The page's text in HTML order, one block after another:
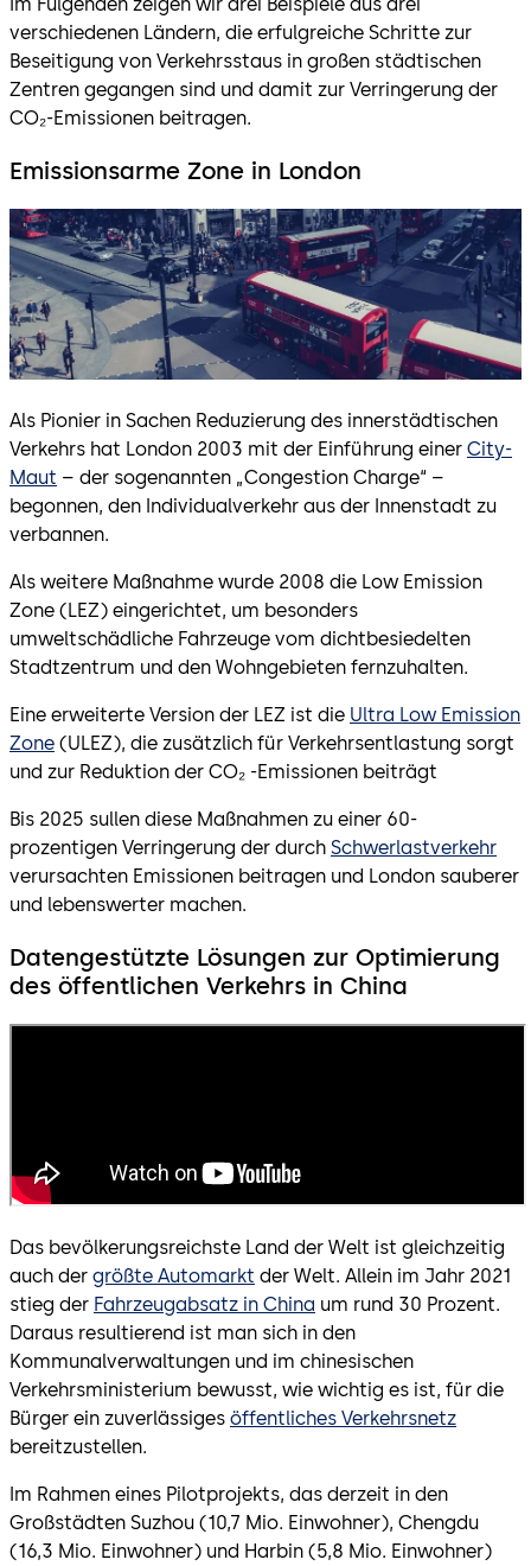
verschiedenen Ländern, die erfulgreiche Schritte zur
Beseitigung von Verkehrsstaus in großen städtischen
Zentren gegangen sind und damit zur Verringerung der
CO₂-Emissionen beitragen.
Emissionsarme Zone in London
Als Pionier in Sachen Reduzierung des innerstädtischen
Verkehrs hat London 2003 mit der Einführung einer City-
Maut – der sogenannten „Congestion Charge“ –
begonnen, den Individualverkehr aus der Innenstadt zu
verbannen.
Als weitere Maßnahme wurde 2008 die Low Emission
Zone (LEZ) eingerichtet, um besonders
umweltschädliche Fahrzeuge vom dichtbesiedelten
Stadtzentrum und den Wohngebieten fernzuhalten.
Eine erweiterte Version der LEZ ist die Ultra Low Emission
Zone (ULEZ), die zusätzlich für Verkehrsentlastung sorgt
und zur Reduktion der CO₂ -Emissionen beiträgt
Bis 2025 sullen diese Maßnahmen zu einer 60-
prozentigen Verringerung der durch Schwerlastverkehr
verursachten Emissionen beitragen und London sauberer
und lebenswerter machen.
Datengestützte Lösungen zur Optimierung
des öffentlichen Verkehrs in China
Das bevölkerungsreichste Land der Welt ist gleichzeitig
auch der größte Automarkt der Welt. Allein im Jahr 2021
stieg der Fahrzeugabsatz in China um rund 30 Prozent.
Daraus resultierend ist man sich in den
Kommunalverwaltungen und im chinesischen
Verkehrsministerium bewusst, wie wichtig es ist, für die
Bürger ein zuverlässiges öffentliches Verkehrsnetz
bereitzustellen.
Im Rahmen eines Pilotprojekts, das derzeit in den
Großstädten Suzhou (10,7 Mio. Einwohner), Chengdu
(16,3 Mio. Einwohner) und Harbin (5,8 Mio. Einwohner)